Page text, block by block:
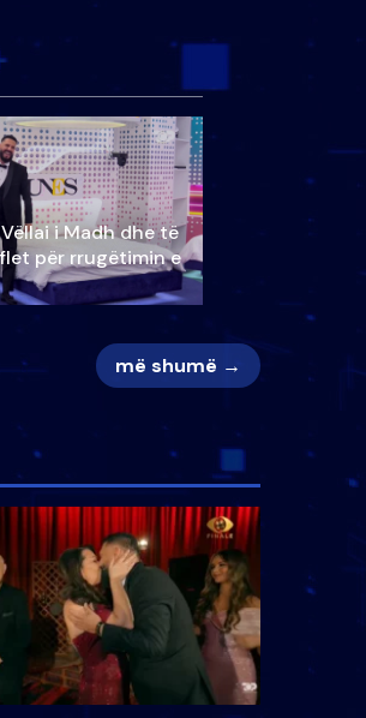
i Madh dhe të
për rrugëtimin e
më shumë →